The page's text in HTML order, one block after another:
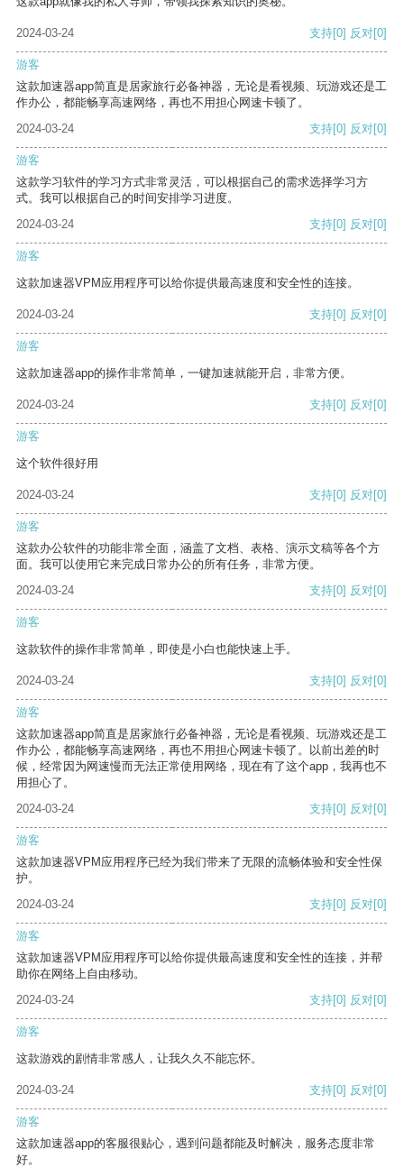
2024-03-24 支持[0] 反对[0]
游客
这款加速器app简直是居家旅行必备神器，无论是看视频、玩游戏还是工
作办公，都能畅享高速网络，再也不用担心网速卡顿了。
2024-03-24
支持[0] 反对[0]
游客
这款学习软件的学习方式非常灵活，可以根据自己的需求选择学习方
式。我可以根据自己的时间安排学习进度。
2024-03-24
支持[0] 反对[0]
游客
这款加速器VPM应用程序可以给你提供最高速度和安全性的连接。
2024-03-24 支持[0] 反对[0]
游客
这款加速器app的操作非常简单，一键加速就能开启，非常方便。
2024-03-24 支持[0] 反对[0]
游客
这个软件很好用
2024-03-24 支持[0] 反对[0]
游客
这款办公软件的功能非常全面，涵盖了文档、表格、演示文稿等各个方
面。我可以使用它来完成日常办公的所有任务，非常方便。
2024-03-24
支持[0] 反对[0]
游客
这款软件的操作非常简单，即使是小白也能快速上手。
2024-03-24 支持[0] 反对[0]
游客
这款加速器app简直是居家旅行必备神器，无论是看视频、玩游戏还是工
作办公，都能畅享高速网络，再也不用担心网速卡顿了。以前出差的时
候，经常因为网速慢而无法正常使用网络，现在有了这个app，我再也不
用担心了。
2024-03-24
支持[0] 反对[0]
游客
这款加速器VPM应用程序已经为我们带来了无限的流畅体验和安全性保
护。
2024-03-24
支持[0] 反对[0]
游客
这款加速器VPM应用程序可以给你提供最高速度和安全性的连接，并帮
助你在网络上自由移动。
2024-03-24
支持[0] 反对[0]
游客
这款游戏的剧情非常感人，让我久久不能忘怀。
2024-03-24 支持[0] 反对[0]
游客
这款加速器app的客服很贴心，遇到问题都能及时解决，服务态度非常
好。